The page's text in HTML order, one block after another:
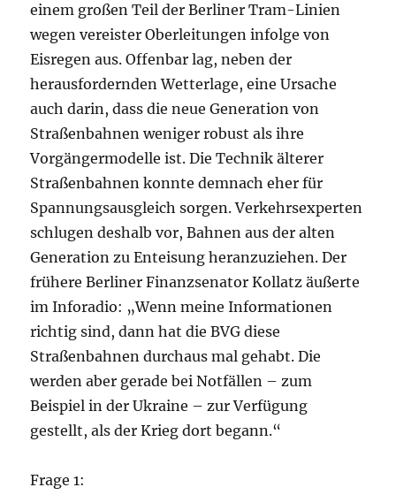
einem großen Teil der Berliner Tram-Linien
wegen vereister Oberleitungen infolge von
Eisregen aus. Offenbar lag, neben der
herausfordernden Wetterlage, eine Ursache
auch darin, dass die neue Generation von
Straßenbahnen weniger robust als ihre
Vorgängermodelle ist. Die Technik älterer
Straßenbahnen konnte demnach eher für
Spannungsausgleich sorgen. Verkehrsexperten
schlugen deshalb vor, Bahnen aus der alten
Generation zu Enteisung heranzuziehen. Der
frühere Berliner Finanzsenator Kollatz äußerte
im Inforadio: „Wenn meine Informationen
richtig sind, dann hat die BVG diese
Straßenbahnen durchaus mal gehabt. Die
werden aber gerade bei Notfällen – zum
Beispiel in der Ukraine – zur Verfügung
gestellt, als der Krieg dort begann.“
Frage 1: